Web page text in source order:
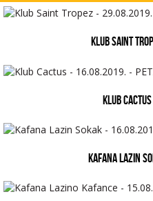
KLUB SAINT
KLUB
KAFANA LAZIN